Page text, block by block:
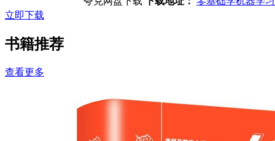
立即下载
书籍推荐
查看更多